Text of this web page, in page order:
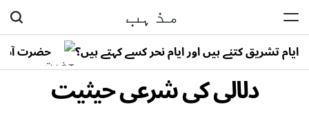
Skip
content
مذہب
ایام تشریق کتنے ہیں اور ایام نحر کسے کہتے ہیں؟ حضرت آدم
دلالی کی شرعی حیثیت